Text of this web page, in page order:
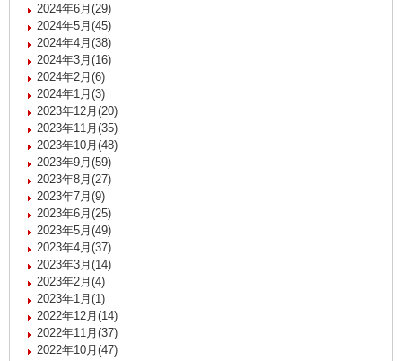
2024年6月(29)
2024年5月(45)
2024年4月(38)
2024年3月(16)
2024年2月(6)
2024年1月(3)
2023年12月(20)
2023年11月(35)
2023年10月(48)
2023年9月(59)
2023年8月(27)
2023年7月(9)
2023年6月(25)
2023年5月(49)
2023年4月(37)
2023年3月(14)
2023年2月(4)
2023年1月(1)
2022年12月(14)
2022年11月(37)
2022年10月(47)